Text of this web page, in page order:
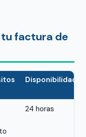
factura de
Disponibilidad
24 horas